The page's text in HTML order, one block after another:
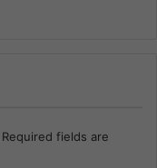
Required fields are